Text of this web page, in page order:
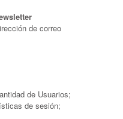
de correo
de Usuarios;
de sesión;